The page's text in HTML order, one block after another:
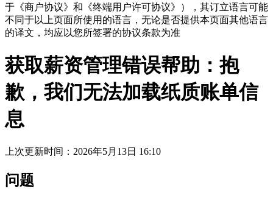
于《商户协议》和《终端用户许可协议》），其订立语言可能
不同于以上页面所使用的语言，无论是否提供本页面其他语言
的译文，均应以您所签署的协议条款为准
获取薪资管理错误帮助：抱
歉，我们无法加载纸质账单信
息
上次更新时间：2026年5月13日 16:10
问题